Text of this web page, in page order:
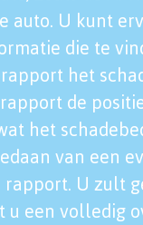
auto. U kunt
die te
het
de
het
van een
rapport. U zult
u een volledig